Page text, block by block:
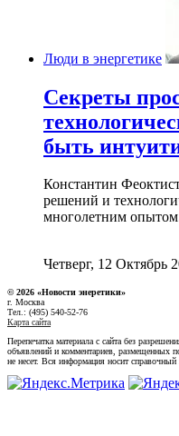
Люди в энергетике
Секреты
быть
Константин
решений и
многолетним
Четверг, 12 Октябрь
© 2026 «Новости энеретики»
г. Москва
Тел.: (495) 540-52-76
Карта сайта
Перепечатка материала с сайта без
объявлений и комментариев, размещенных
не несет. Вся информация носит